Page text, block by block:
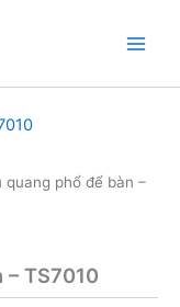
quang phổ để bàn –
– TS7010